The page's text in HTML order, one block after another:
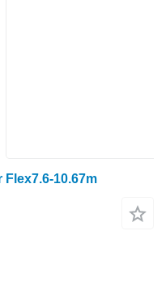
10.67m